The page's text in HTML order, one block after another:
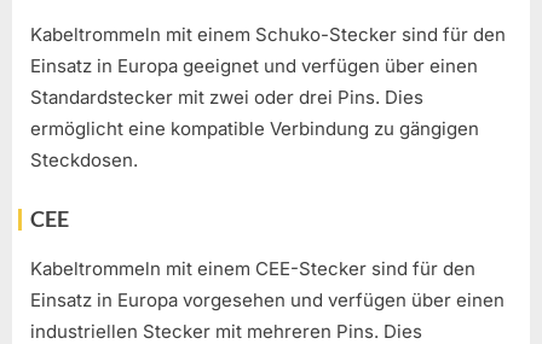
Kabeltrommeln mit einem Schuko-Stecker sind für den
Einsatz in Europa geeignet und verfügen über einen
Standardstecker mit zwei oder drei Pins. Dies
ermöglicht eine kompatible Verbindung zu gängigen
Steckdosen.
CEE
Kabeltrommeln mit einem CEE-Stecker sind für den
Einsatz in Europa vorgesehen und verfügen über einen
industriellen Stecker mit mehreren Pins. Dies